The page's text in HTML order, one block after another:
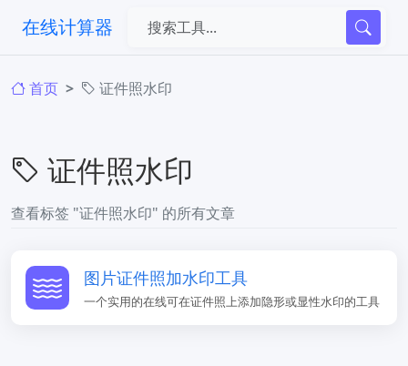
在线计算器
首页 证件照水印
证件照水印
查看标签 "证件照水印" 的所有文章
图片证件照加水印工具
一个实用的在线可在证件照上添加隐形或显性水印的工具